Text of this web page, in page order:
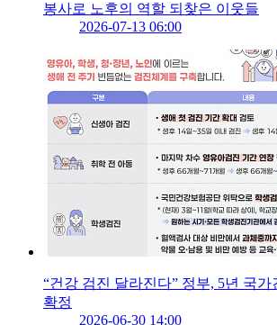
봉사로 노후의 역할 되찾은 이웃들
2026-07-13 06:00
“건강 검진 달라진다” 정부, 5년 국
확정
2026-06-30 14:00